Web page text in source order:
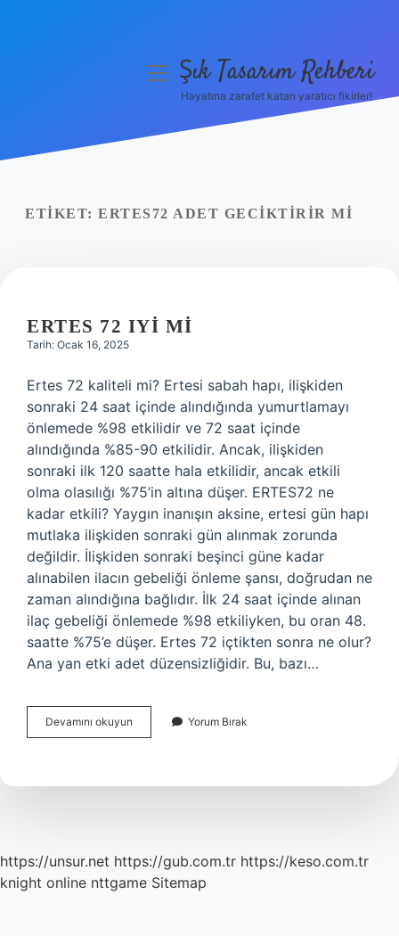
Yasal Uyarı
menüyüŞık Tasarım Rehberi
Hayatına zarafet katan yaratıcı fikirler!
ETIKET: ERTES72 ADET GECIKTIRIR MI
ERTES 72 IYI MI
Tarih: Ocak 16, 2025
Ertes 72 kaliteli mi? Ertesi sabah hapı, ilişkiden
sonraki 24 saat içinde alındığında yumurtlamayı
önlemede %98 etkilidir ve 72 saat içinde
alındığında %85-90 etkilidir. Ancak, ilişkiden
sonraki ilk 120 saatte hala etkilidir, ancak etkili
olma olasılığı %75’in altına düşer. ERTES72 ne
kadar etkili? Yaygın inanışın aksine, ertesi gün hapı
mutlaka ilişkiden sonraki gün alınmak zorunda
değildir. İlişkiden sonraki beşinci güne kadar
alınabilen ilacın gebeliği önleme şansı, doğrudan ne
zaman alındığına bağlıdır. İlk 24 saat içinde alınan
ilaç gebeliği önlemede %98 etkiliyken, bu oran 48.
saatte %75’e düşer. Ertes 72 içtikten sonra ne olur?
Ana yan etki adet düzensizliğidir. Bu, bazı…
Devamını okuyun
72
Yorum Bırak
https://unsur.net https://gub.com.tr https://keso.com.tr
knight online nttgame Sitemap